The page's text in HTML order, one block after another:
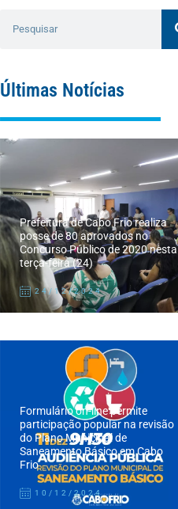
Últimas Notícias
Prefeitura de Cabo Frio realiza
posse de 80 aprovados no
Concurso Público de 2020 nesta
terça-feira (24)
24/12/2024
Formulário on-line permite
participação popular na revisão
do Plano Municipal de
Saneamento Básico em Cabo
Frio
10/12/2024